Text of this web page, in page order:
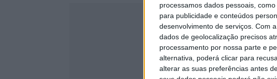
processamos dados pessoais,
para publicidade e conteúdos
desenvolvimento de serviços. Com
dados de geolocalização precisos
processamento por nossa parte e
alternativa, poderá clicar para
alterar as suas preferências antes